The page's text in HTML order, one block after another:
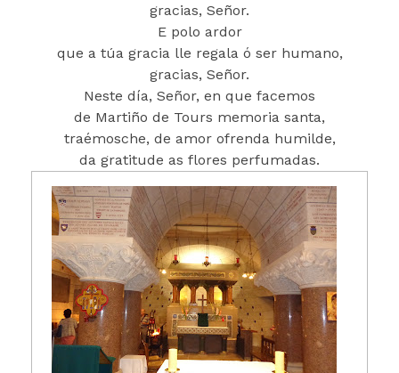
gracias, Señor.
E polo ardor
que a túa gracia lle regala ó ser humano,
gracias, Señor.
Neste día, Señor, en que facemos
de Martiño de Tours memoria santa,
traémosche, de amor ofrenda humilde,
da gratitude as flores perfumadas.